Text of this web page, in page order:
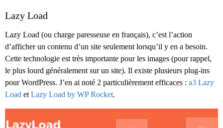
Lazy Load
Lazy Load (ou charge paresseuse en français), c’est l’action
d’afficher un contenu d’un site seulement lorsqu’il y en a besoin.
Cette technologie est très importante pour les images (pour rappel,
le plus lourd généralement sur un site). Il existe plusieurs plug-ins
pour WordPress. J’en ai noté 2 particulièrement efficaces : a3 Lazy
Load et Lazy Load by WP Rocket.